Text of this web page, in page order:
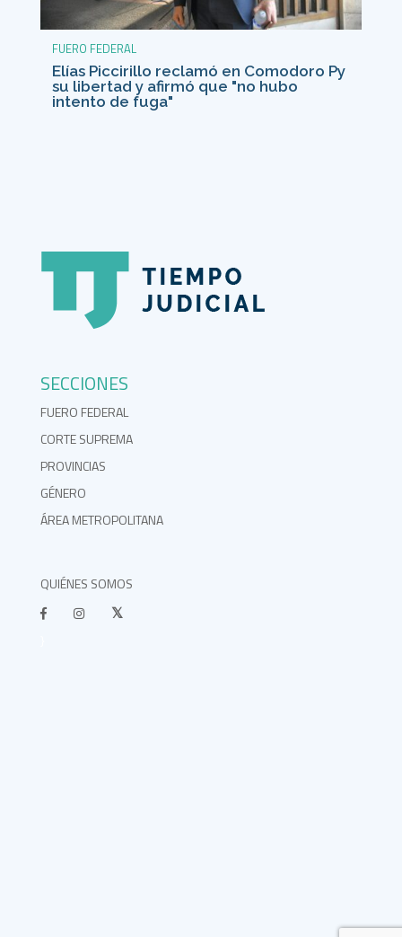
FUERO FEDERAL
Elías Piccirillo reclamó en Comodoro Py
su libertad y afirmó que "no hubo
intento de fuga"
SECCIONES
FUERO FEDERAL
CORTE SUPREMA
PROVINCIAS
GÉNERO
ÁREA METROPOLITANA
QUIÉNES SOMOS